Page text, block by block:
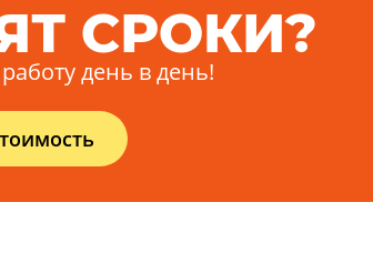
СРОКИ?
день в день!